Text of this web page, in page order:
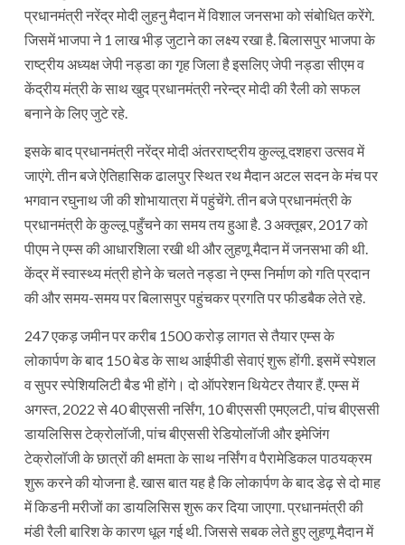
प्रधानमंत्री नरेंद्र मोदी लुहनु मैदान में विशाल जनसभा को संबोधित करेंगे.
जिसमें भाजपा ने 1 लाख भीड़ जुटाने का लक्ष्य रखा है. बिलासपुर भाजपा के
राष्ट्रीय अध्यक्ष जेपी नड्डा का गृह जिला है इसलिए जेपी नड्डा सीएम व
केंद्रीय मंत्री के साथ खुद प्रधानमंत्री नरेन्द्र मोदी की रैली को सफल
बनाने के लिए जुटे रहे.
इसके बाद प्रधानमंत्री नरेंद्र मोदी अंतरराष्ट्रीय कुल्लू दशहरा उत्सव में
जाएंगे. तीन बजे ऐतिहासिक ढालपुर स्थित रथ मैदान अटल सदन के मंच पर
भगवान रघुनाथ जी की शोभायात्रा में पहुंचेंगे. तीन बजे प्रधानमंत्री के
प्रधानमंत्री के कुल्लू पहुँचने का समय तय हुआ है. 3 अक्तूबर, 2017 को
पीएम ने एम्स की आधारशिला रखी थी और लुहणू मैदान में जनसभा की थी.
केंद्र में स्वास्थ्य मंत्री होने के चलते नड्डा ने एम्स निर्माण को गति प्रदान
की और समय-समय पर बिलासपुर पहुंचकर प्रगति पर फीडबैक लेते रहे.
247 एकड़ जमीन पर करीब 1500 करोड़ लागत से तैयार एम्स के
लोकार्पण के बाद 150 बेड के साथ आईपीडी सेवाएं शुरू होंगी. इसमें स्पेशल
व सुपर स्पेशियलिटी बैड भी होंगे। दो ऑपरेशन थियेटर तैयार हैं. एम्स में
अगस्त, 2022 से 40 बीएससी नर्सिंग, 10 बीएससी एमएलटी, पांच बीएससी
डायलिसिस टेक्रोलॉजी, पांच बीएससी रेडियोलॉजी और इमेजिंग
टेक्रोलॉजी के छात्रों की क्षमता के साथ नर्सिंग व पैरामेडिकल पाठयक्रम
शुरू करने की योजना है. खास बात यह है कि लोकार्पण के बाद डेढ़ से दो माह
में किडनी मरीजों का डायलिसिस शुरू कर दिया जाएगा. प्रधानमंत्री की
मंडी रैली बारिश के कारण धूल गई थी. जिससे सबक लेते हुए लुहणू मैदान में